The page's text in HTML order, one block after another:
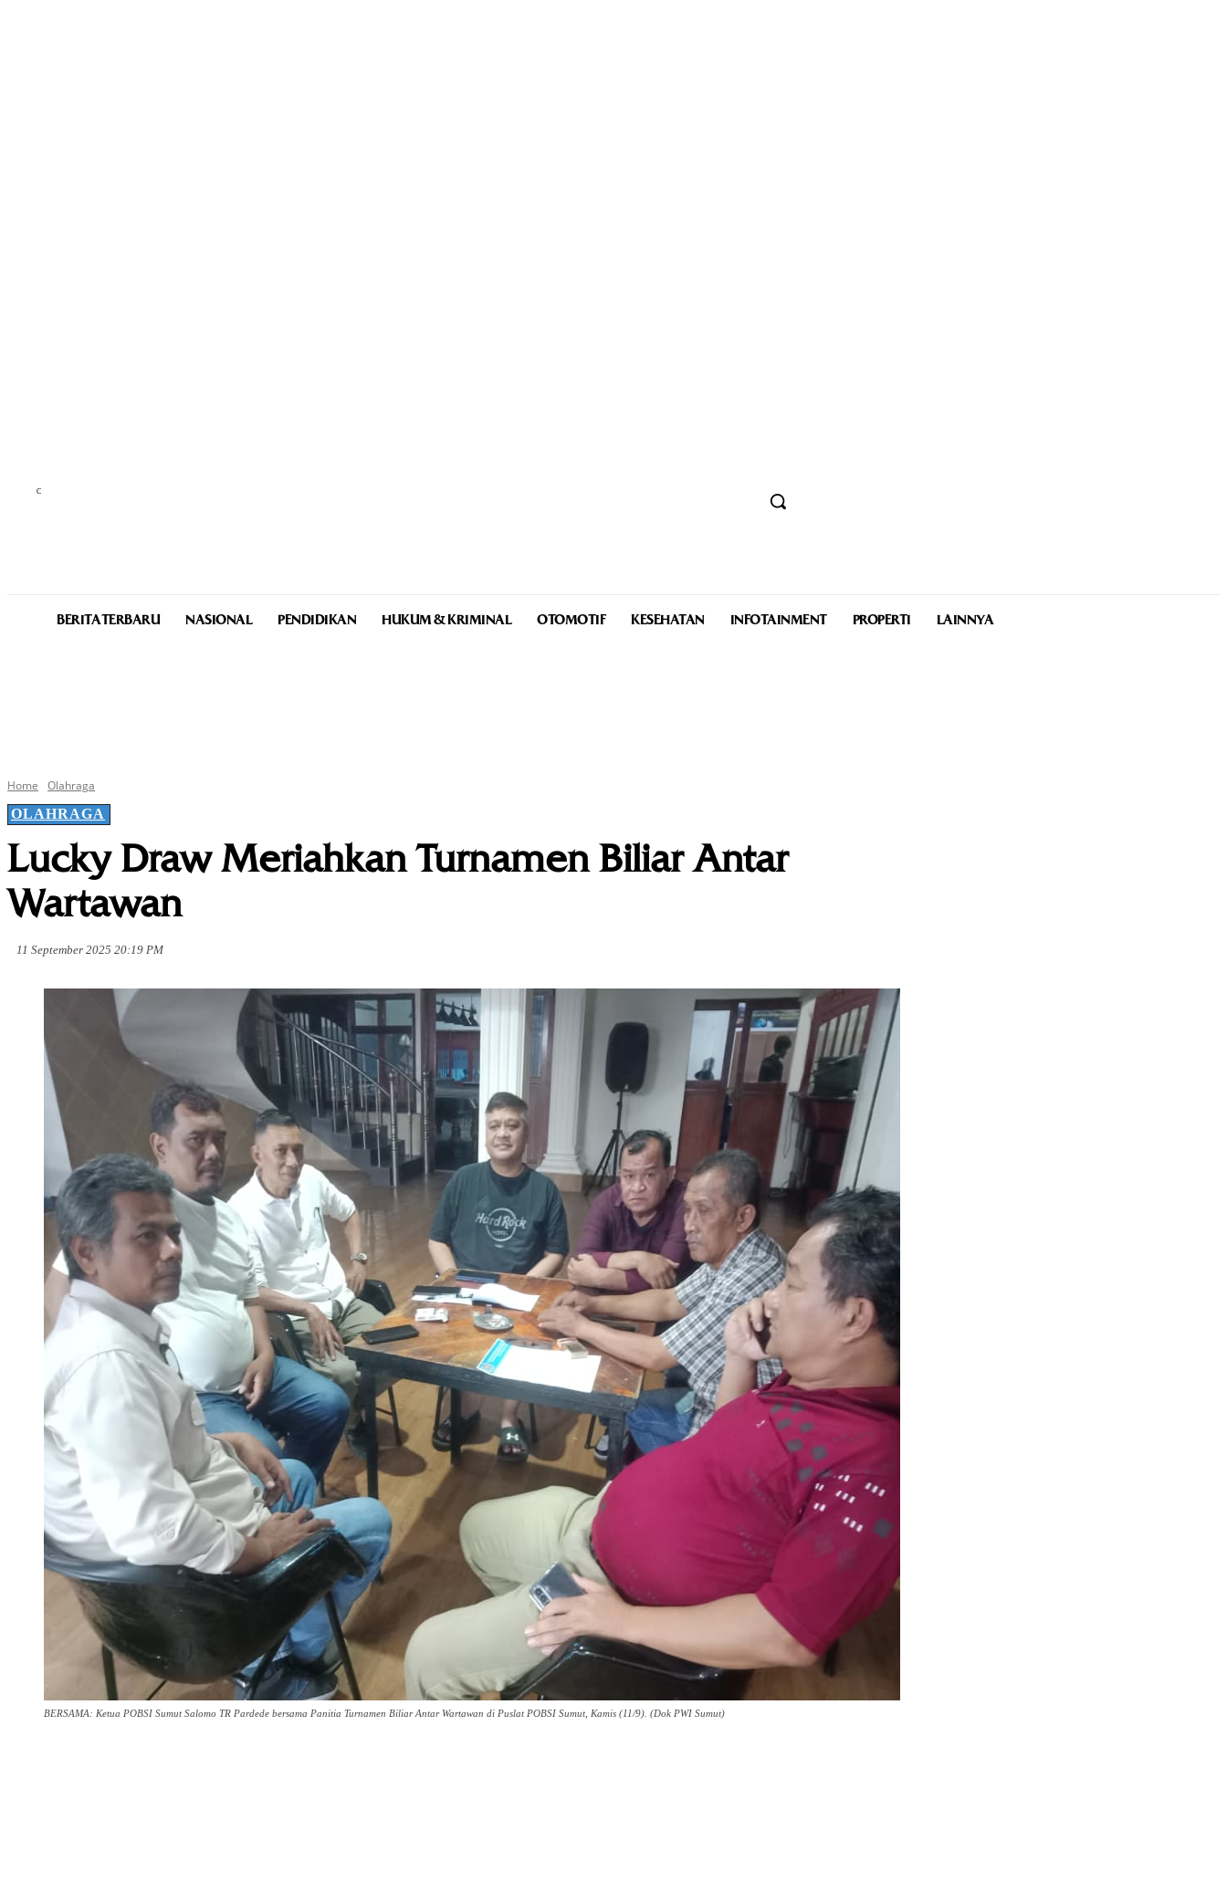
C
BERITA TERBARU NASIONAL PENDIDIKAN HUKUM & KRIMINAL OTOMOTIF KESEHATAN INFOTAINMENT PROPERTI LAINNYA
Home
Olahraga
OLAHRAGA
Lucky Draw Meriahkan Turnamen Biliar Antar
Wartawan
11 September 2025 20:19 PM
BERSAMA: Ketua POBSI Sumut Salomo TR Pardede bersama Panitia Turnamen Biliar Antar Wartawan di Puslat POBSI Sumut, Kamis (11/9). (Dok PWI Sumut)